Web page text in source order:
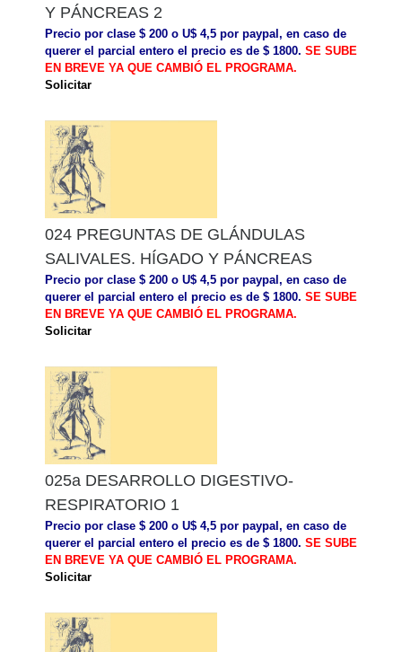
Y PÁNCREAS 2
Precio por clase $ 200 o U$ 4,5 por paypal, en caso de
querer el parcial entero el precio es de $ 1800. SE SUBE
EN BREVE YA QUE CAMBIÓ EL PROGRAMA.
Solicitar
024 PREGUNTAS DE GLÁNDULAS
SALIVALES. HÍGADO Y PÁNCREAS
Precio por clase $ 200 o U$ 4,5 por paypal, en caso de
querer el parcial entero el precio es de $ 1800. SE SUBE
EN BREVE YA QUE CAMBIÓ EL PROGRAMA.
Solicitar
025a DESARROLLO DIGESTIVO-
RESPIRATORIO 1
Precio por clase $ 200 o U$ 4,5 por paypal, en caso de
querer el parcial entero el precio es de $ 1800. SE SUBE
EN BREVE YA QUE CAMBIÓ EL PROGRAMA.
Solicitar